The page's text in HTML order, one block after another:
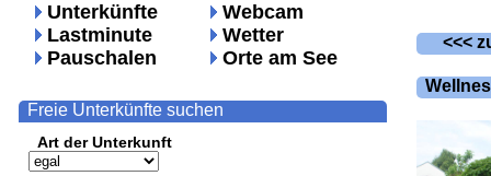
Unterkünfte
Lastminute
Pauschalen
Webcam
Wetter
Orte am See
Art der Unterkunft
Freie Unterkünfte suchen
<<<